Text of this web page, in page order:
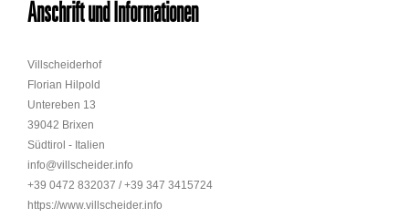
Anschrift und Informationen
Villscheiderhof
Florian Hilpold
Untereben 13
39042 Brixen
Südtirol - Italien
info@villscheider.info
+39 0472 832037 / +39 347 3415724
https://www.villscheider.info